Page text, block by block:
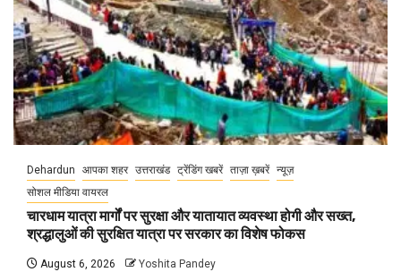
Dehardun आपका शहर उत्तराखंड ट्रेंडिंग खबरें ताज़ा ख़बरें न्यूज़
सोशल मीडिया वायरल
चारधाम यात्रा मार्गों पर सुरक्षा और यातायात व्यवस्था होगी और सख्त,
श्रद्धालुओं की सुरक्षित यात्रा पर सरकार का विशेष फोकस
August 6, 2026 Yoshita Pandey